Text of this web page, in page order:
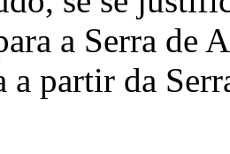
a Serra de
a partir da